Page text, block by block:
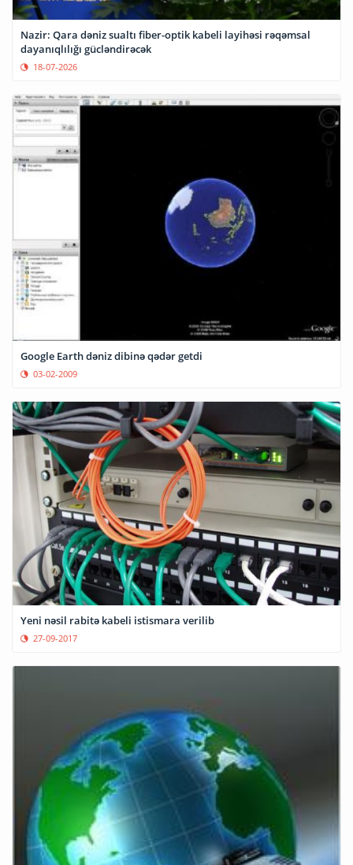
Nazir: Qara dəniz sualtı fiber-optik kabeli layihəsi rəqəmsal
dayanıqlılığı gücləndirəcək
18-07-2026
Google Earth dəniz dibinə qədər getdi
03-02-2009
Yeni nəsil rabitə kabeli istismara verilib
27-09-2017